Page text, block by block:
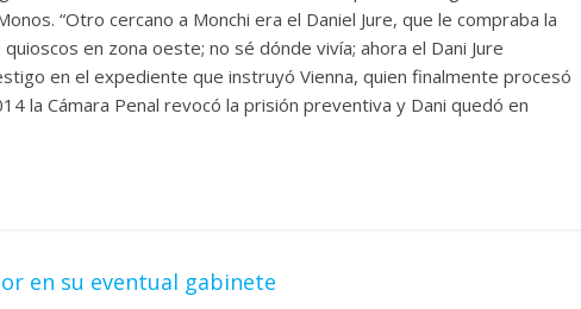
“Otro cercano a Monchi era el Daniel Jure, que le compraba la
en zona oeste; no sé dónde vivía; ahora el Dani Jure
en el expediente que instruyó Vienna, quien finalmente procesó
la Cámara Penal revocó la prisión preventiva y Dani quedó en
en su eventual gabinete